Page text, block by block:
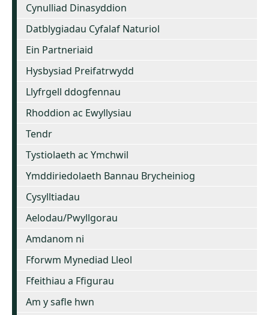
Cynulliad Dinasyddion
Datblygiadau Cyfalaf Naturiol
Ein Partneriaid
Hysbysiad Preifatrwydd
Llyfrgell ddogfennau
Rhoddion ac Ewyllysiau
Tendr
Tystiolaeth ac Ymchwil
Ymddiriedolaeth Bannau Brycheiniog
Cysylltiadau
Aelodau/Pwyllgorau
Amdanom ni
Fforwm Mynediad Lleol
Ffeithiau a Ffigurau
Am y safle hwn